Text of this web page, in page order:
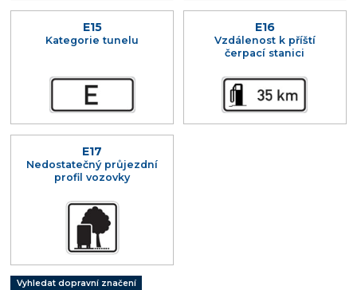
E15
Kategorie tunelu
E16
Vzdálenost k příští
čerpací stanici
E17
Nedostatečný průjezdní
profil vozovky
Vyhledat dopravní značení